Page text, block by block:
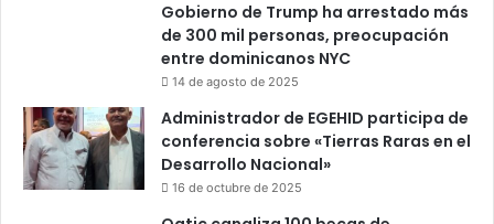
Gobierno de Trump ha arrestado más
de 300 mil personas, preocupación
entre dominicanos NYC
14 de agosto de 2025
Administrador de EGEHID participa de
conferencia sobre «Tierras Raras en el
Desarrollo Nacional»
16 de octubre de 2025